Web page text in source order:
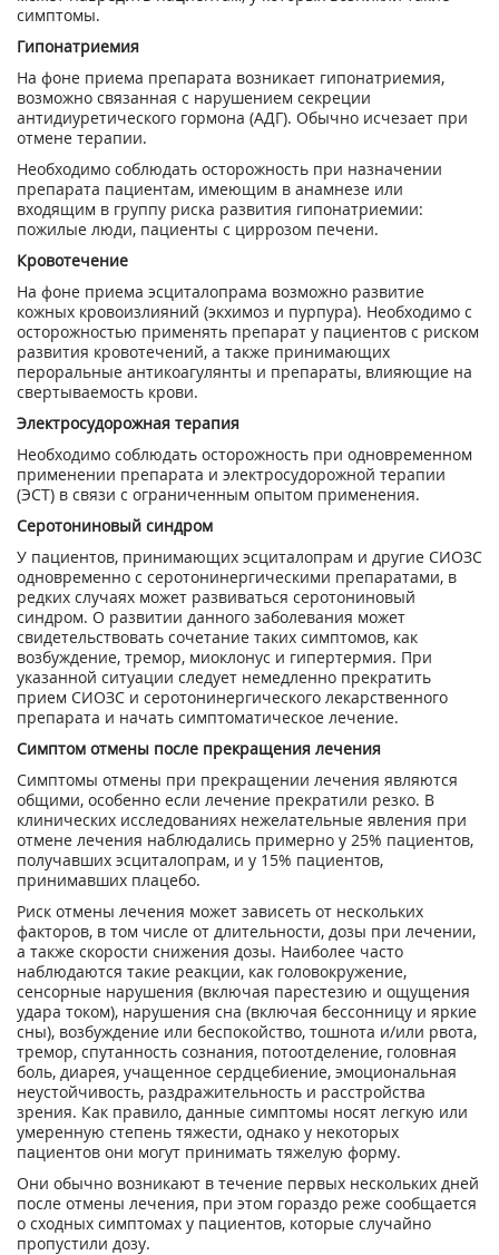
симптомы.
Гипонатриемия
На фоне приема препарата возникает гипонатриемия,
возможно связанная с нарушением секреции
антидиуретического гормона (АДГ). Обычно исчезает при
отмене терапии.
Необходимо соблюдать осторожность при назначении
препарата пациентам, имеющим в анамнезе или
входящим в группу риска развития гипонатриемии:
пожилые люди, пациенты с циррозом печени.
Кровотечение
На фоне приема эсциталопрама возможно развитие
кожных кровоизлияний (экхимоз и пурпура). Необходимо с
осторожностью применять препарат у пациентов с риском
развития кровотечений, а также принимающих
пероральные антикоагулянты и препараты, влияющие на
свертываемость крови.
Электросудорожная терапия
Необходимо соблюдать осторожность при одновременном
применении препарата и электросудорожной терапии
(ЭСТ) в связи с ограниченным опытом применения.
Серотониновый синдром
У пациентов, принимающих эсциталопрам и другие СИОЗС
одновременно с серотонинергическими препаратами, в
редких случаях может развиваться серотониновый
синдром. О развитии данного заболевания может
свидетельствовать сочетание таких симптомов, как
возбуждение, тремор, миоклонус и гипертермия. При
указанной ситуации следует немедленно прекратить
прием СИОЗС и серотонинергического лекарственного
препарата и начать симптоматическое лечение.
Симптом отмены после прекращения лечения
Симптомы отмены при прекращении лечения являются
общими, особенно если лечение прекратили резко. В
клинических исследованиях нежелательные явления при
отмене лечения наблюдались примерно у 25% пациентов,
получавших эсциталопрам, и у 15% пациентов,
принимавших плацебо.
Риск отмены лечения может зависеть от нескольких
факторов, в том числе от длительности, дозы при лечении,
а также скорости снижения дозы. Наиболее часто
наблюдаются такие реакции, как головокружение,
сенсорные нарушения (включая парестезию и ощущения
удара током), нарушения сна (включая бессонницу и яркие
сны), возбуждение или беспокойство, тошнота и/или рвота,
тремор, спутанность сознания, потоотделение, головная
боль, диарея, учащенное сердцебиение, эмоциональная
неустойчивость, раздражительность и расстройства
зрения. Как правило, данные симптомы носят легкую или
умеренную степень тяжести, однако у некоторых
пациентов они могут принимать тяжелую форму.
Они обычно возникают в течение первых нескольких дней
после отмены лечения, при этом гораздо реже сообщается
о сходных симптомах у пациентов, которые случайно
пропустили дозу.